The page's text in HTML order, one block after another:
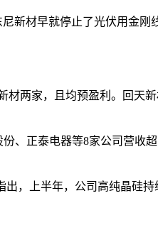
新材早就停止了光伏用金刚
两家，且均预盈利。回天
、正泰电器等8家公司营收
，上半年，公司高纯晶硅持